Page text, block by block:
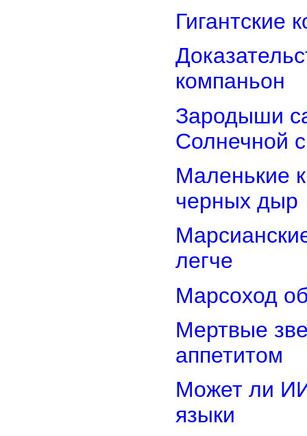
Гигантские
компаньон
Зародыши
Солнечной
Маленькие
черных дыр
легче
Марсоход
Мертвые
аппетитом
Может ли
языки